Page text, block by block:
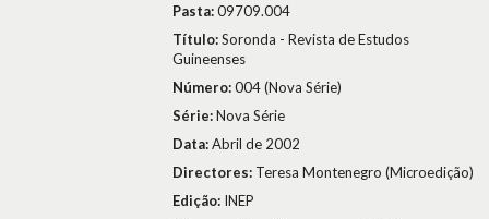
Pasta:09709.004
Título:Soronda - Revista de Estudos
Guineenses
Número:004 (Nova Série)
Série:Nova Série
Data:Abril de 2002
Directores: Teresa Montenegro (Microedição)
Edição: INEP